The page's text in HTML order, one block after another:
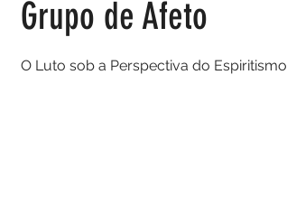
Grupo de Afeto
O Luto sob a Perspectiva do Espiritismo